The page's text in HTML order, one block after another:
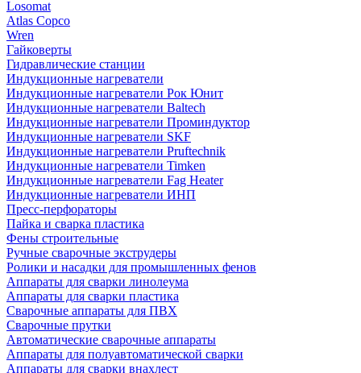
Losomat
Atlas Copco
Wren
Гайковерты
Гидравлические станции
Индукционные нагреватели
Индукционные нагреватели Рок Юнит
Индукционные нагреватели Baltech
Индукционные нагреватели Проминдуктор
Индукционные нагреватели SKF
Индукционные нагреватели Pruftechnik
Индукционные нагреватели Timken
Индукционные нагреватели Fag Heater
Индукционные нагреватели ИНП
Пресс-перфораторы
Пайка и сварка пластика
Фены строительные
Ручные сварочные экструдеры
Ролики и насадки для промышленных фенов
Аппараты для сварки линолеума
Аппараты для сварки пластика
Сварочные аппараты для ПВХ
Сварочные прутки
Автоматические сварочные аппараты
Аппараты для полуавтоматической сварки
Аппараты для сварки внахлест